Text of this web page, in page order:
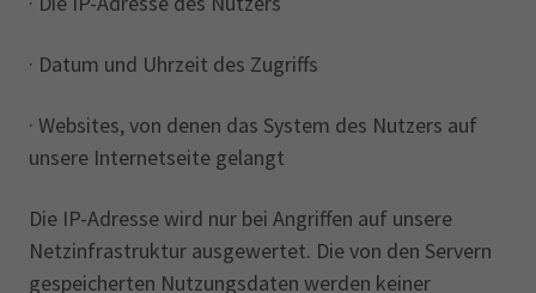
· Datum und Uhrzeit des Zugriffs
· Websites, von denen das System des Nutzers auf
unsere Internetseite gelangt
Die IP-Adresse wird nur bei Angriffen auf unsere
Netzinfrastruktur ausgewertet. Die von den Servern
gespeicherten Nutzungsdaten werden keiner